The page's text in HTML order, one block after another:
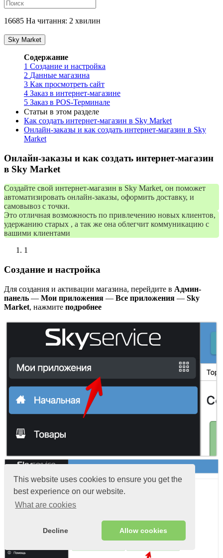
This website uses cookies to ensure you get the
best experience on our website.
What are cookies
Decline Allow cookies
16685 На читання: 2 хвилин
Sky Market
Содержание
1 Создание и настройка
2 Данные магазина
3 Как просмотреть сайт
4 Заказ в интернет-магазине
5 Заказ в POS-Терминале
Статьи в этом разделе
Как создать интернет-магазин в Sky Market
Онлайн-заказы и как создать интернет-магазин в Sky
Market
Онлайн-заказы и как создать интернет-магазин
в Sky Market
Создайте свой интернет-магазин в Sky Market, он поможет
автоматизировать онлайн-заказы, оформить доставку, и
самовывоз с точки.
Это отличная возможность по привлечению новых клиентов,
удержанию старых , а так же она облегчит коммуникацию с
вашими клиентами
1
Создание и настройка
Для создания и активации магазина, перейдите в Админ-
панель — Мои приложения — Все приложения — Sky
Market, нажмите подробнее